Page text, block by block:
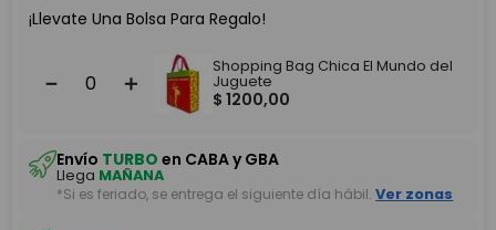
¡Llevate Una Bolsa Para Regalo!
＋
－
Shopping Bag Chica El Mundo del
Juguete
$ 1200,00
Envío TURBO en CABA y GBA
Llega MAÑANA
*Si es feriado, se entrega el siguiente día hábil. Ver zonas